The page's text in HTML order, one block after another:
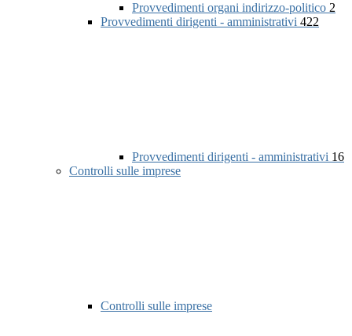
Provvedimenti organi indirizzo-politico 2
Provvedimenti dirigenti - amministrativi 422
Provvedimenti dirigenti - amministrativi 16
Controlli sulle imprese
Controlli sulle imprese